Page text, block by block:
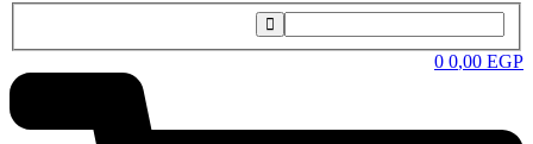
0,00 EGP
0